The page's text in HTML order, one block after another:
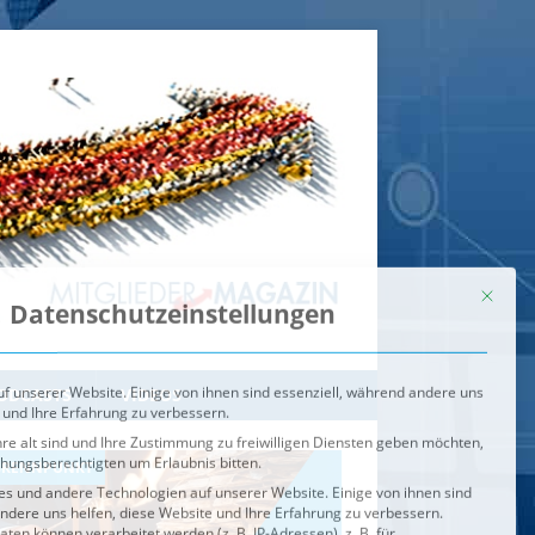
VIDEOS
unserer Website. Einige von ihnen sind essenziell, während andere uns
Ihre Erfahrung zu verbessern.
alt sind und Ihre Zustimmung zu freiwilligen Diensten geben möchten,
um Erlaubnis bitten.
und andere Technologien auf unserer Website. Einige von ihnen sind
uns helfen, diese Website und Ihre Erfahrung zu verbessern.
können verarbeitet werden (z. B. IP-Adressen), z. B. für
und Inhalte oder Anzeigen- und Inhaltsmessung.
Verwendung Ihrer Daten finden Sie in unsererDatenschutzerklärung
Service-Gruppen, für die eine Einwilligung erteilt werden
Externe Medien
Speichern
Alle akzeptieren